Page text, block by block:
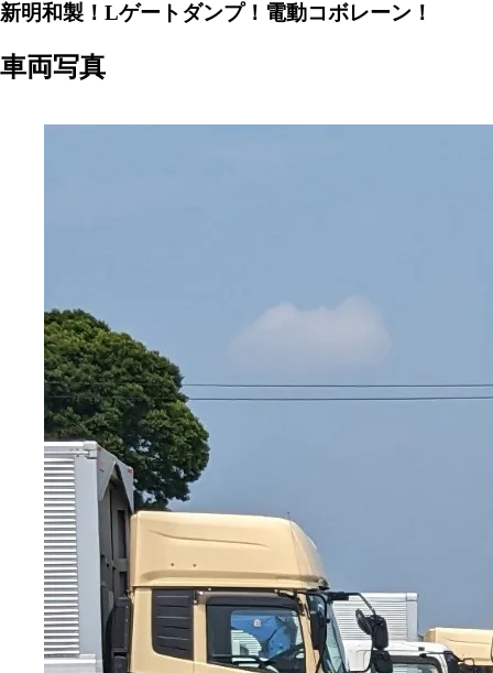
新明和製！Lゲートダンプ！電動コボレーン！
車両写真